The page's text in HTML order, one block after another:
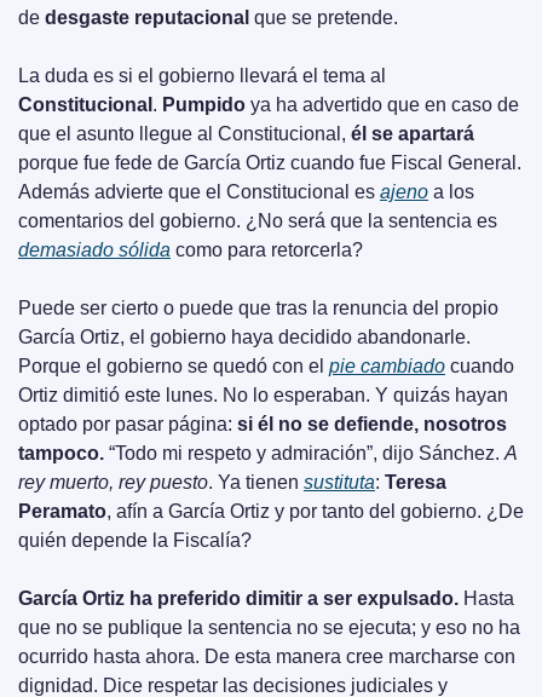
de desgaste reputacional que se pretende.
Constitucional . Pumpido ya ha advertido que en caso de
que el asunto llegue al Constitucional,
porque fue fede de García Ortiz cuando fue Fiscal General.
Además advierte que el Constitucional es ajeno a los
demasiado sólida como para retorcerla?
Puede ser cierto o puede que tras la renuncia del propio
García Ortiz, el gobierno haya decidido abandonarle.
Porque el gobierno se quedó con el pie cambiado cuando
Ortiz dimitió este lunes. No lo esperaban. Y quizás hayan
optado por pasar página: si él no se defiende, nosotros
tampoco. “Todo mi respeto y admiración”, dijo Sánchez. A
rey muerto, rey puesto. Ya tienen sustituta: Teresa
Peramato, afín a García Ortiz y por tanto del gobierno. ¿De
quién depende la Fiscalía?
García Ortiz ha preferido dimitir a ser expulsado. Hasta
que no se publique la sentencia no se ejecuta; y eso no ha
ocurrido hasta ahora. De esta manera cree marcharse con
dignidad. Dice respetar las decisiones judiciales y